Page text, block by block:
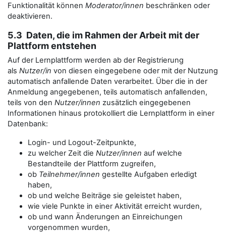
Funktionalität können Moderator/innen beschränken oder
deaktivieren.
5.3 Daten, die im Rahmen der Arbeit mit der
Plattform entstehen
Auf der Lernplattform werden ab der Registrierung
als Nutzer/in von diesen eingegebene oder mit der Nutzung
automatisch anfallende Daten verarbeitet. Über die in der
Anmeldung angegebenen, teils automatisch anfallenden,
teils von den Nutzer/innen zusätzlich eingegebenen
Informationen hinaus protokolliert die Lernplattform in einer
Datenbank:
Login- und Logout-Zeitpunkte,
zu welcher Zeit die Nutzer/innen auf welche
Bestandteile der Plattform zugreifen,
ob Teilnehmer/innen gestellte Aufgaben erledigt
haben,
ob und welche Beiträge sie geleistet haben,
wie viele Punkte in einer Aktivität erreicht wurden,
ob und wann Änderungen an Einreichungen
vorgenommen wurden,